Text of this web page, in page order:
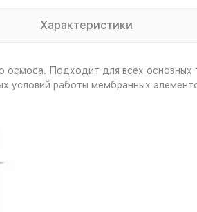
Характеристики
Подходит для всех
условий работы мембранных